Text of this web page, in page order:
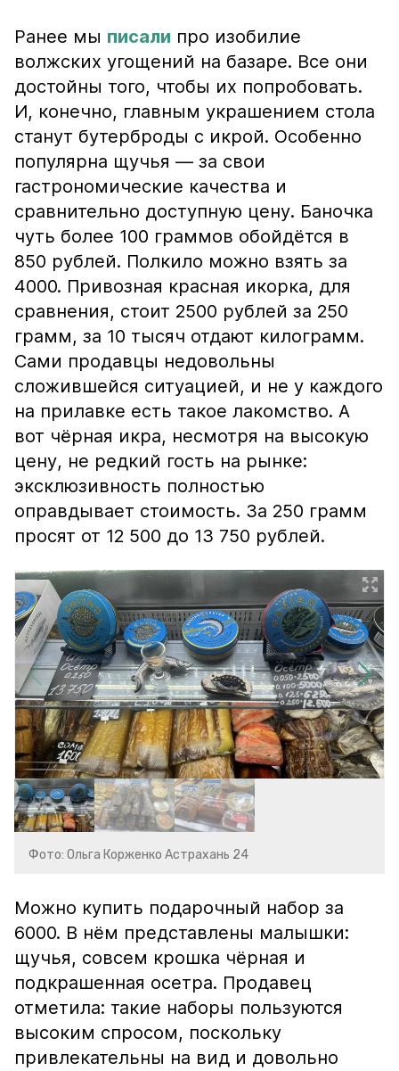
Ранее мы писали про изобилие
волжских угощений на базаре. Все они
достойны того, чтобы их попробовать.
И, конечно, главным украшением стола
станут бутерброды с икрой. Особенно
популярна щучья — за свои
гастрономические качества и
сравнительно доступную цену. Баночка
чуть более 100 граммов обойдётся в
850 рублей. Полкило можно взять за
4000. Привозная красная икорка, для
сравнения, стоит 2500 рублей за 250
грамм, за 10 тысяч отдают килограмм.
Сами продавцы недовольны
сложившейся ситуацией, и не у каждого
на прилавке есть такое лакомство. А
вот чёрная икра, несмотря на высокую
цену, не редкий гость на рынке:
эксклюзивность полностью
оправдывает стоимость. За 250 грамм
просят от 12 500 до 13 750 рублей.
Фото: Ольга Корженко Астрахань 24
Можно купить подарочный набор за
6000. В нём представлены малышки:
щучья, совсем крошка чёрная и
подкрашенная осетра. Продавец
отметила: такие наборы пользуются
высоким спросом, поскольку
привлекательны на вид и довольно